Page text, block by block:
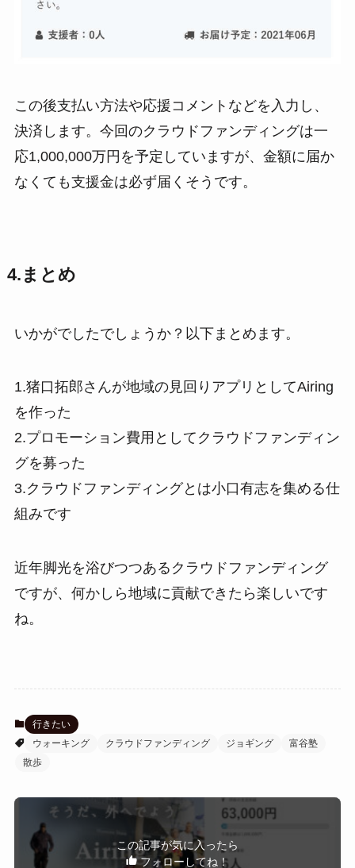
この後支払い方法や応援コメントなどを入力し、
決済します。今回のクラウドファンディングは一
応1,000,000万円を予定していますが、金額に届か
なくても支援金は必ず届くそうです。
4.まとめ
いかがでしたでしょうか？以下まとめます。
1.猪口拓郎さんが地域の見回りアプリとしてAiring
を作った
2.プロモーション費用としてクラウドファンディン
グを募った
3.クラウドファンディングとは小口有志を集める仕
組みです
近年脚光を浴びつつあるクラウドファンディング
ですが、何かしら地域に貢献できたら楽しいです
ね。
行きたい
ウォーキング
クラウドファンディング ジョギング
富谷塾
散歩
この記事が気に入ったら
フォローしてね！